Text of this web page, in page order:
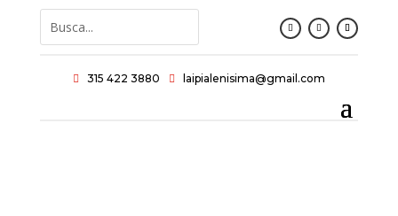
 315 422 3880  laipialenisima@gmail.com